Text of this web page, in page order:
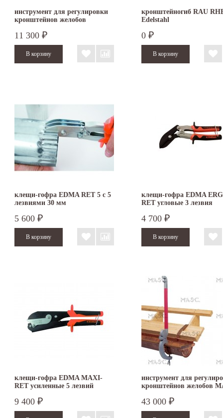
инструмент для регулировки
кронштейнов желобов
11 300 ₽
кронштейногиб RAU
Edelstahl
0 ₽
клещи-гофра EDMA RET 5 с 5
лезвиями 30 мм
5 600 ₽
клещи-гофра EDMA
RET угловые 3 лезвия
4 700 ₽
клещи-гофра EDMA MAXI-
RET усиленные 5 лезвий
9 400 ₽
инструмент для
кронштейнов желобов
43 000 ₽